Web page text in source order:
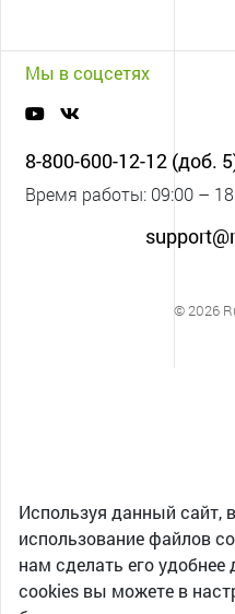
Мы в соцсетях
8-800-600-12-12 (доб.
Время работы: 09:00 –
© 2026
Используя данный сайт,
использование файлов
нам сделать его
cookies вы можете в